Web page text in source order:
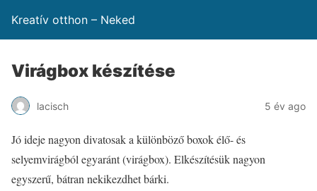
Kreatív otthon – Neked
Virágbox készítése
lacisch 5 év ago
Jó ideje nagyon divatosak a különböző boxok élő- és
selyemvirágból egyaránt (virágbox). Elkészítésük nagyon
egyszerű, bátran nekikezdhet bárki.